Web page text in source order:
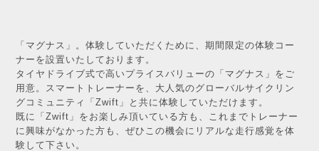
「マグナス」。体験していただくために、期間限定の体験コー
ナーを設置いたしております。
タイヤドライブ式で高いプライスバリューの「マグナス」をご
用意。スマートトレーナーを、大人気のグローバルサイクリン
グコミュニティ「Zwift」と共に体験していただけます。
既に「Zwift」をお楽しみ頂いている方も、これまでトレーナー
に興味がなかった方も、ぜひこの機会にリアルな走行感覚を体
験して下さい。